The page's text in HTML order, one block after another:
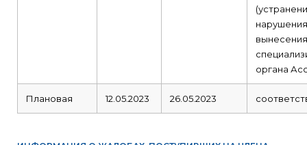
органа
Плановая 12.05.2023 26.05.2023